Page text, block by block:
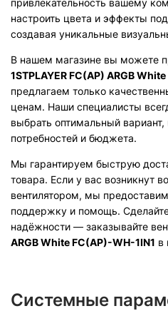
привлекательность вашему
настроить цвета и эффекты
создавая уникальные
В нашем магазине вы можете
1STPLAYER FC(AP) ARGB
предлагаем только
ценам. Наши специалисты
выбрать оптимальный
потребностей и бюджета.
Мы гарантируем быструю
товара. Если у вас возникнут
вентилятором, мы
поддержку и помощь.
надёжности — заказывайте
ARGB White FC(AP)-WH-1IN1 в
Системные